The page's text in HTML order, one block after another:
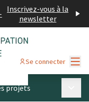
- Inscrivez-vous à la
newsletter
Se connecter
projets